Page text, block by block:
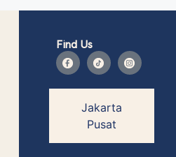
Find Us
Jakarta
Pusat